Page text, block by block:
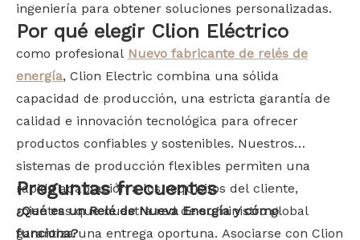
ingeniería para obtener soluciones personalizadas.
Por qué elegir Clion Eléctrico
como profesional Nuevo fabricante de relés de
energía, Clion Electric combina una sólida
capacidad de producción, una estricta garantía de
calidad e innovación tecnológica para ofrecer
productos confiables y sostenibles. Nuestros
sistemas de producción flexibles permiten una
rápida adaptación a los requisitos del cliente,
mientras que nuestra red de suministro global
garantiza una entrega oportuna. Asociarse con Clion
Preguntas frecuentes
¿Qué es un Relé de Nueva Energía y cómo
funciona?